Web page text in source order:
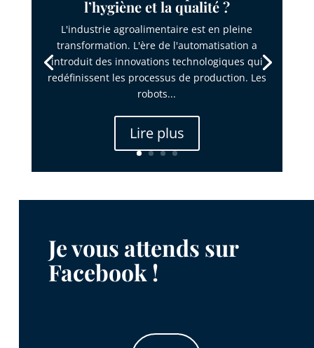
l’hygiène et la qualité ?
L'industrie agroalimentaire est en pleine
transformation. L'ère de l'automatisation a
introduit des innovations technologiques qui
redéfinissent les processus de production. Les
robots...
Lire plus
Je vous attends sur
Facebook !